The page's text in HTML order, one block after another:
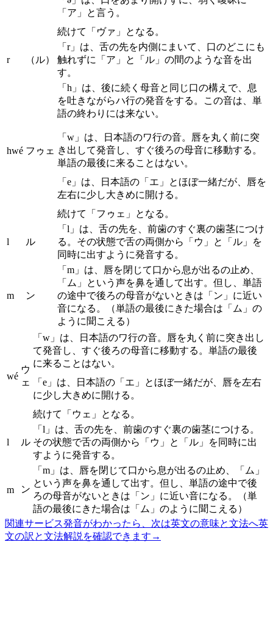
「ア」と言う。
続けて「ヴァ」となる。
r （ル）
「r」は、舌の先を内側にまいて、口のどこにも
触れずに「ア」と「ル」の間のような音を出
す。
hwé フゥェ
「h」は、後に続く母音と同じ口の構えで、息
を吐きながらハ行の発音をする。この音は、単
語の終わりには来ない。
「w」は、日本語のワ行の音。唇を丸く前に突
き出して発音し、すぐ後ろの母音に移動する。
単語の最後に来ることはない。
「e」は、日本語の「エ」とほぼ一緒だが、唇を
左右に少し大きめに開ける。
続けて「フゥェ」となる。
l ル
「l」は、舌の先を、前歯のすぐ裏の歯茎につけ
る。その状態で舌の両側から「ウ」と「ル」を
同時に出すように発音する。
m ン
「m」は、唇を閉じて口から息が出るの止め、
「ム」という声を鼻を通して出す。但し、単語
の途中で後ろの母音がないときは「ン」に近い
音になる。（単語の最後にきた場合は「ム」の
ように聞こえる）
wé
ウ
ェ
「w」は、日本語のワ行の音。唇を丸く前に突き出し
て発音し、すぐ後ろの母音に移動する。単語の最後
に来ることはない。
「e」は、日本語の「エ」とほぼ一緒だが、唇を左右
に少し大きめに開ける。
続けて「ウェ」となる。
l ル
「l」は、舌の先を、前歯のすぐ裏の歯茎につける。
その状態で舌の両側から「ウ」と「ル」を同時に出
すように発音する。
m ン
「m」は、唇を閉じて口から息が出るの止め、「ム」
という声を鼻を通して出す。但し、単語の途中で後
ろの母音がないときは「ン」に近い音になる。（単
語の最後にきた場合は「ム」のように聞こえる）
関連サービス発音がわかったら、次は英文の意味と文法へ英
文の訳と文法解説を確認できます →